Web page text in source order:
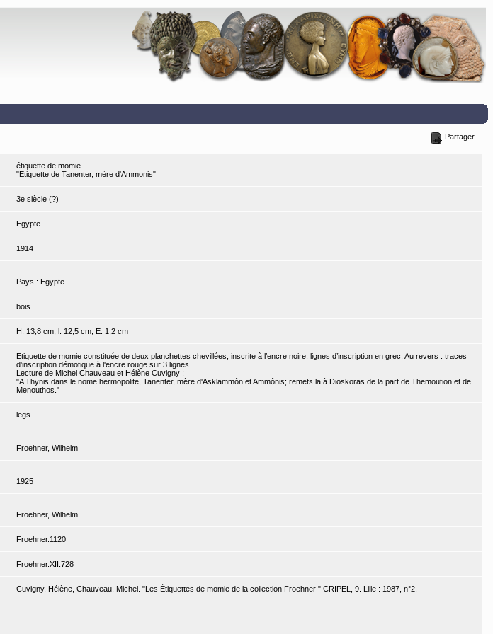
Partager
étiquette de momie
"Etiquette de Tanenter, mère d'Ammonis"
3e siècle (?)
Egypte
1914
Pays : Egypte
bois
H. 13,8 cm, l. 12,5 cm, E. 1,2 cm
Etiquette de momie constituée de deux planchettes chevillées, inscrite à l’encre noire. lignes d’inscription en grec. Au revers : traces
d'inscription démotique à l'encre rouge sur 3 lignes.
Lecture de Michel Chauveau et Hélène Cuvigny :
"A Thynis dans le nome hermopolite, Tanenter, mère d'Asklammôn et Ammônis; remets la à Dioskoras de la part de Themoution et de
Menouthos."
legs
Froehner, Wilhelm
1925
Froehner, Wilhelm
Froehner.1120
Froehner.XII.728
Cuvigny, Hélène, Chauveau, Michel. "Les Étiquettes de momie de la collection Froehner " CRIPEL, 9. Lille : 1987, n°2.